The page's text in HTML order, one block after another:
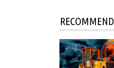
RECOMMEND